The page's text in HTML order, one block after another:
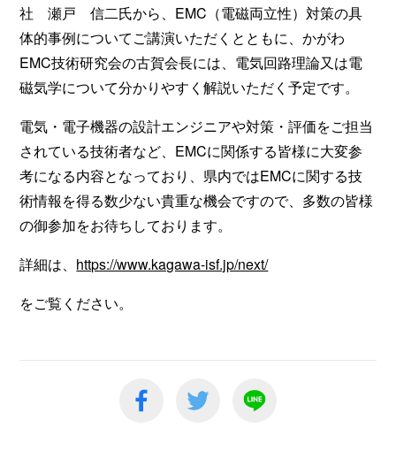
社 瀬戸 信二氏から、EMC（電磁両立性）対策の具
体的事例についてご講演いただくとともに、かがわ
EMC技術研究会の古賀会長には、電気回路理論又は電
磁気学について分かりやすく解説いただく予定です。
電気・電子機器の設計エンジニアや対策・評価をご担当
されている技術者など、EMCに関係する皆様に大変参
考になる内容となっており、県内ではEMCに関する技
術情報を得る数少ない貴重な機会ですので、多数の皆様
の御参加をお待ちしております。
詳細は、 https://www.kagawa-isf.jp/next/
をご覧ください。